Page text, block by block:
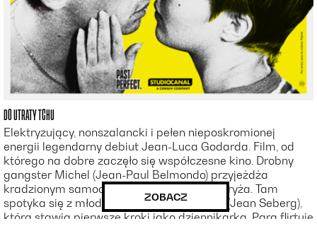
DO UTRATY TCHU
Elektryzujący, nonszalancki i pełen nieposkromionej
energii legendarny debiut Jean-Luca Godarda. Film, od
którego na dobre zaczęło się współczesne kino. Drobny
gangster Michel (Jean-Paul Belmondo) przyjeżdża
kradzionym samochodem z Marsylii do Paryża. Tam
spotyka się z młodą Amerykanką Patricią (Jean Seberg),
która stawia pierwsze kroki jako dziennikarka. Para flirtuje
ZOBACZ